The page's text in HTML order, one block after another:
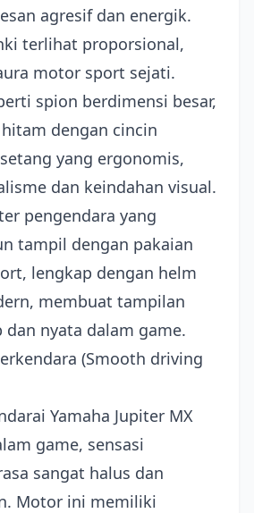
agresif dan energik.
terlihat proporsional,
motor sport sejati.
spion berdimensi besar,
dengan cincin
yang ergonomis,
dan keindahan visual.
pengendara yang
tampil dengan pakaian
lengkap dengan helm
membuat tampilan
nyata dalam game.
(Smooth driving
Yamaha Jupiter MX
game, sensasi
sangat halus dan
Motor ini memiliki